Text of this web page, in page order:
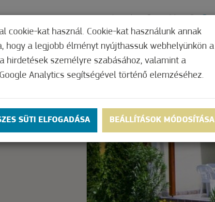
AJÁNLATOK KAPCSOLAT ÁRAK
cookie-kat használ. Cookie-kat használunk annak
hogy a legjobb élményt nyújthassuk webhelyünkön a
hirdetések személyre szabásához, valamint a
Analytics segítségével történő elemzéséhez.
SÜTI ELFOGADÁSA BEÁLLÍTÁSOK MÓDOSÍTÁSA